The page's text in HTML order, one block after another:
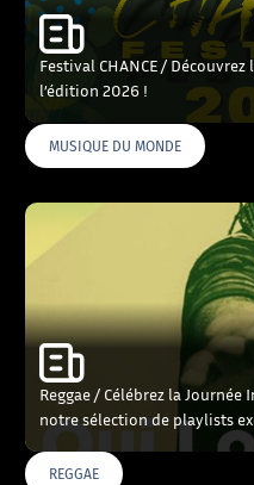
Festival CHANCE /
l’édition 2026 !
MUSIQUE DU MONDE
Reggae / Célébrez la
notre sélection de playlists
REGGAE